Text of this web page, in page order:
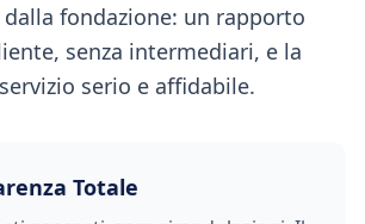
fondazione: un rapporto
senza intermediari, e la
serio e affidabile.
Totale